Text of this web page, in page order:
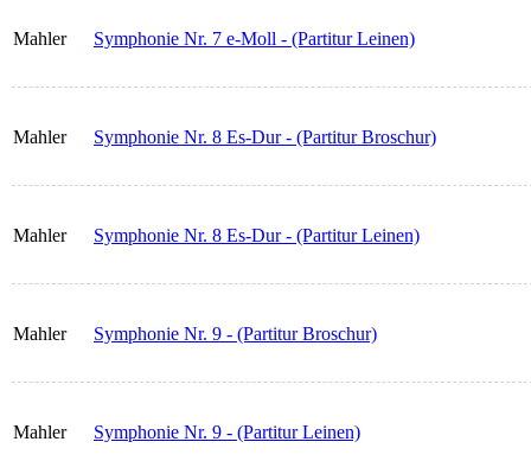
Mahler Symphonie Nr. 7 e-Moll - (Partitur Leinen)
Mahler Symphonie Nr. 8 Es-Dur - (Partitur Broschur)
Mahler Symphonie Nr. 8 Es-Dur - (Partitur Leinen)
Mahler Symphonie Nr. 9 - (Partitur Broschur)
Mahler Symphonie Nr. 9 - (Partitur Leinen)